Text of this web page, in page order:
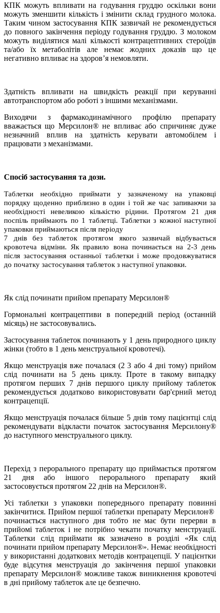
КПК можуть впливати на годування груддю оскільки вони
можуть зменшити кількість і змінити склад грудного молока.
Таким чином застосування КПК зазвичай не рекомендується
до повного закінчення періоду годування груддю. З молоком
можуть виділятися малі кількості контрацептивних стероїдів
та/або їх метаболітів але немає жодних доказів що це
негативно впливає на здоров’я немовляти.
Здатність впливати на швидкість реакції при керуванні
автотранспортом або роботі з іншими механізмами.
Виходячи з фармакодинамічного профілю препарату
вважається що Мерсилон®не впливає або спричиняє дуже
незначний вплив на здатність керувати автомобілем і
працювати з механізмами.
Спосіб застосування та дози.
Таблетки необхідно приймати у зазначеному на упаковці
порядку щоденно приблизно в один і той же час запиваючи за
необхідності невеликою кількістю рідини. Протягом 21 дня
поспіль приймають по 1 таблетці. Таблетки з кожної наступної
упаковки приймаються після періоду
7 днів без таблеток протягом якого зазвичай відбувається
кровотеча відміни. Як правило вона починається на 2-3 день
після застосування останньої таблетки і може продовжуватися
до початку застосування таблеток з наступної упаковки.
Як слід починати прийом препарату Мерсилон®
Гормональні контрацептиви в попередній період (останній
місяць) не застосовувались.
Застосування таблеток починають у 1 день природного циклу
жінки (тобто в 1 день менструальної кровотечі).
Якщо менструація вже почалася (2 3 або 4 дні тому) прийом
слід починати на 5 день циклу. Проте в такому випадку
протягом перших 7 днів першого циклу прийому таблеток
рекомендується додатково використовувати бар'єрний метод
контрацепції.
Якщо менструація почалася більше 5 днів тому пацієнтці слід
рекомендувати відкласти початок застосування Мерсилону®
до наступного менструального циклу.
Перехід з перорального препарату що приймається протягом
21 дня або іншого перорального препарату який
застосовується протягом 22 днів на Мерсилон®.
Усі таблетки з упаковки попереднього препарату повинні
закінчитися. Прийом першої таблетки препарату Мерсилон®
починається наступного дня тобто не має бути перерви в
прийомі таблеток і не потрібно чекати початку менструації.
Таблетки слід приймати як зазначено в розділі «Як слід
починати прийом препарату Мерсилон®». Немає необхідності
у використанні додаткових методів контрацепції. У пацієнтки
буде відсутня менструація до закінчення першої упаковки
препарату Мерсилон®можливе також виникнення кровотечі
в дні прийому таблеток але це безпечно.